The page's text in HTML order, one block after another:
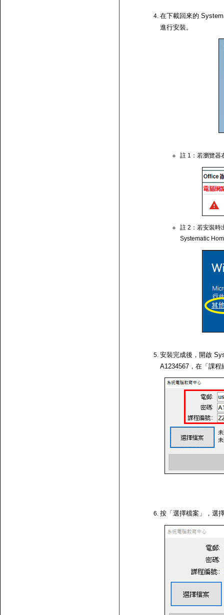
在下載回來的
進行安裝。
註 1：若瀏覽器
註 2：若安裝時
Systematic
安裝完成後，開啟
A1234567，在「課
按「選擇檔案」，選